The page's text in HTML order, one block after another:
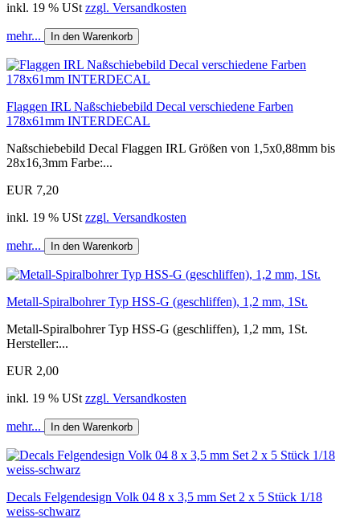
inkl. 19 % USt zzgl. Versandkosten
mehr... In den Warenkorb
Flaggen IRL Naßschiebebild Decal verschiedene Farben
178x61mm INTERDECAL
Naßschiebebild Decal Flaggen IRL Größen von 1,5x0,88mm bis
28x16,3mm Farbe:...
EUR 7,20
inkl. 19 % USt zzgl. Versandkosten
mehr... In den Warenkorb
Metall-Spiralbohrer Typ HSS-G (geschliffen), 1,2 mm, 1St.
Metall-Spiralbohrer Typ HSS-G (geschliffen), 1,2 mm, 1St.
Hersteller:...
EUR 2,00
inkl. 19 % USt zzgl. Versandkosten
mehr... In den Warenkorb
Decals Felgendesign Volk 04 8 x 3,5 mm Set 2 x 5 Stück 1/18
weiss-schwarz